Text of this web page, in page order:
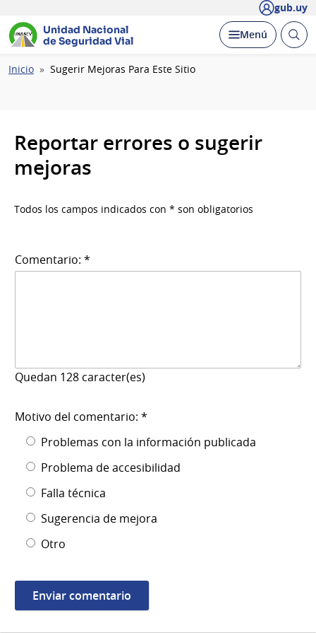
gub.uy
Unidad Nacional
de Seguridad Vial
Desplegar
Menú Abrir
Ruta
Inicio Sugerir Mejoras Para Este Sitio
Reportar errores o sugerir
mejoras
Todos los campos indicados con * son obligatorios
Comentario: *
Quedan 128 caracter(es)
Motivo del comentario: *
Problemas con la información publicada
Problema de accesibilidad
Falla técnica
Sugerencia de mejora
Otro